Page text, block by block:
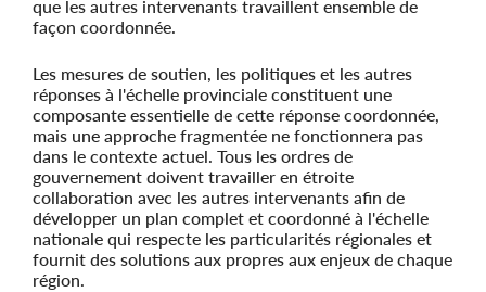
que les autres intervenants travaillent ensemble de
façon coordonnée.
Les mesures de soutien, les politiques et les autres
réponses à l'échelle provinciale constituent une
composante essentielle de cette réponse coordonnée,
mais une approche fragmentée ne fonctionnera pas
dans le contexte actuel. Tous les ordres de
gouvernement doivent travailler en étroite
collaboration avec les autres intervenants afin de
développer un plan complet et coordonné à l'échelle
nationale qui respecte les particularités régionales et
fournit des solutions aux propres aux enjeux de chaque
région.